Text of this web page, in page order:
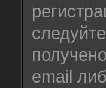
email